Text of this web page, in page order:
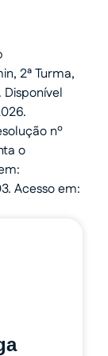
2ª Turma,
Disponível
nº
o
Acesso em: